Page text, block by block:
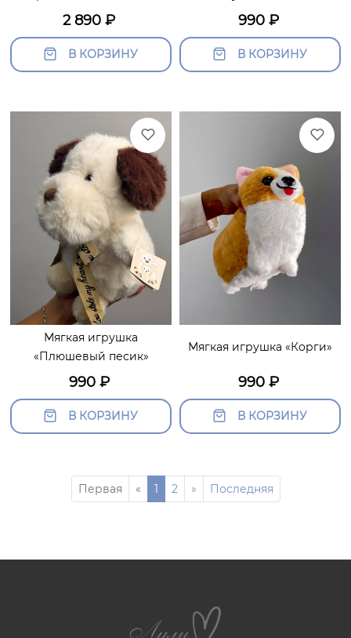
2 890 ₽
В КОРЗИНУ
990₽
В КОРЗИНУ
Мягкая игрушка
«Плюшевый песик»
990₽
В КОРЗИНУ
Мягкая игрушка «Корги»
990₽
В КОРЗИНУ
Первая « 1 2 » Последняя